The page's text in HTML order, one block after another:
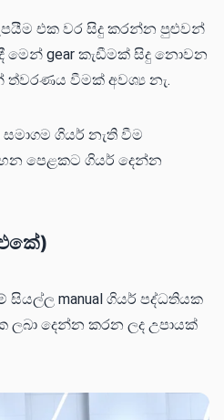
එක වර සිදු කරන්න පුළුවන්
මෙන් gear කැඩීමක් සිදු නොවන
ත්වරණය වීමක් අවශ්‍ය නැ.
ගියර් නැති වීම
පෙළකට ගියර් දෙන්න
manual ගියර් පද්ධතියක
ලබා දෙන්න කරන ලද උපායක්